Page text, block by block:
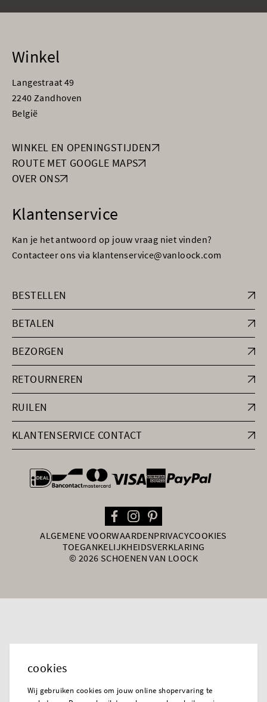
Winkel
Langestraat 49
2240 Zandhoven
België
WINKEL EN OPENINGSTIJDEN
ROUTE MET GOOGLE MAPS
OVER ONS
Klantenservice
Kan je het antwoord op jouw vraag niet vinden?
Contacteer ons via klantenservice@vanloock.com
BESTELLEN
BETALEN
BEZORGEN
RETOURNEREN
RUILEN
KLANTENSERVICE CONTACT
general.paymentOptions
ALGEMENE VOORWAARDENPRIVACYCOOKIES
TOEGANKELIJKHEIDSVERKLARING
© 2026 SCHOENEN VAN LOOCK
cookies
Wij gebruiken cookies om jouw online shopervaring te